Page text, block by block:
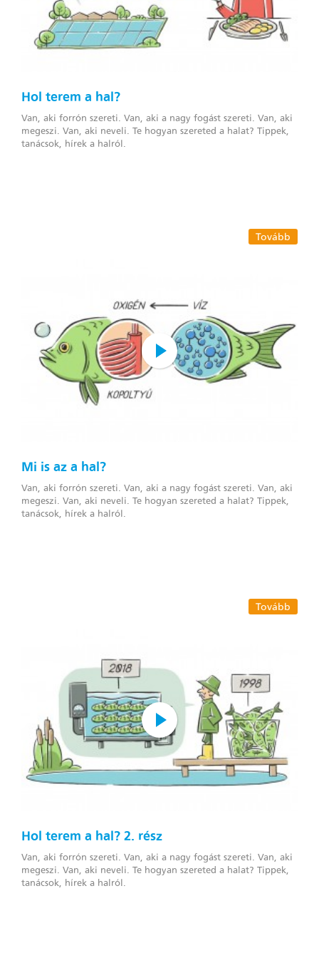
Hol terem a hal?
Van, aki forrón szereti. Van, aki a nagy fogást szereti. Van, aki
megeszi. Van, aki neveli. Te hogyan szereted a halat? Tippek,
tanácsok, hírek a halról.
Tovább
Mi is az a hal?
Van, aki forrón szereti. Van, aki a nagy fogást szereti. Van, aki
megeszi. Van, aki neveli. Te hogyan szereted a halat? Tippek,
tanácsok, hírek a halról.
Tovább
Hol terem a hal? 2. rész
Van, aki forrón szereti. Van, aki a nagy fogást szereti. Van, aki
megeszi. Van, aki neveli. Te hogyan szereted a halat? Tippek,
tanácsok, hírek a halról.